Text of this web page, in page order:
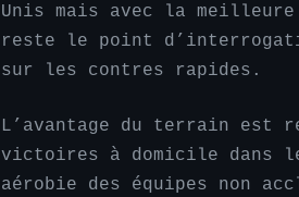
Unis mais avec la meilleure
reste le point
sur les contres rapides.
L’avantage du terrain est
victoires à domicile dans
aérobie des équipes non